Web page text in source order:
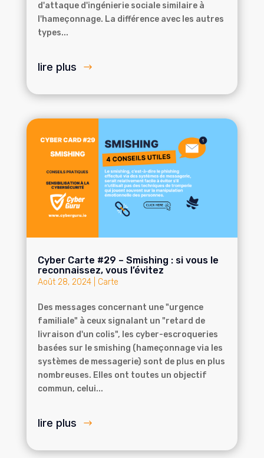
d'attaque d'ingénierie sociale similaire à
l'hameçonnage. La différence avec les autres
types...
lire plus
Cyber Carte #29 – Smishing : si vous le
reconnaissez, vous l’évitez
Août 28, 2024| Carte
Des messages concernant une "urgence
familiale" à ceux signalant un "retard de
livraison d'un colis", les cyber-escroqueries
basées sur le smishing (hameçonnage via les
systèmes de messagerie) sont de plus en plus
nombreuses. Elles ont toutes un objectif
commun, celui...
lire plus